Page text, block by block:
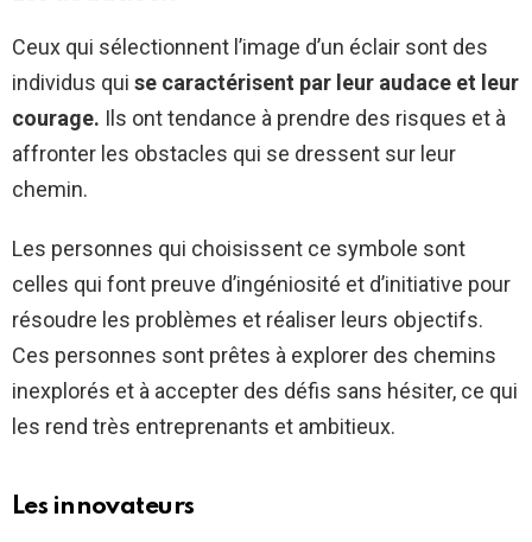
Ceux qui sélectionnent l’image d’un éclair sont des
individus qui se caractérisent par leur audace et leur
courage. Ils ont tendance à prendre des risques et à
affronter les obstacles qui se dressent sur leur
chemin.
Les personnes qui choisissent ce symbole sont
celles qui font preuve d’ingéniosité et d’initiative pour
résoudre les problèmes et réaliser leurs objectifs.
Ces personnes sont prêtes à explorer des chemins
inexplorés et à accepter des défis sans hésiter, ce qui
les rend très entreprenants et ambitieux.
Les innovateurs